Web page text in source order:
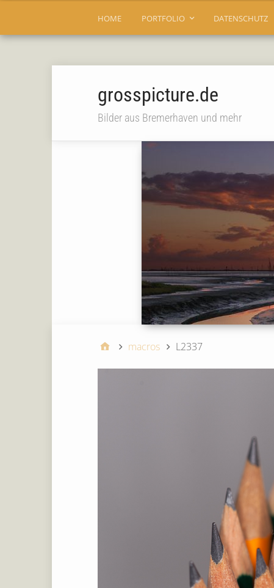
HOME PORTFOLIO DATENSCHUTZ
grosspicture.de
Bilder aus Bremerhaven und mehr
macros L2337